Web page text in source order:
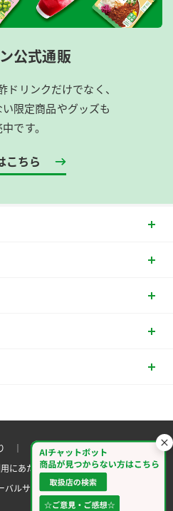
公式通販
ドリンクだけでなく、
限定商品やグッズも
です。
こちら
り ｜ プライバシーポリシー
にあたりサイトマップ ｜
バルサイト